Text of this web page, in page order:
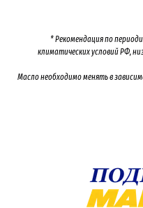
* Рекомендация по
климатических условий РФ,
Масло необходимо менятьв